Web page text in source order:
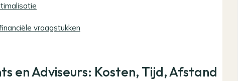
vraagstukken
en Adviseurs: Kosten, Tijd, Afstand